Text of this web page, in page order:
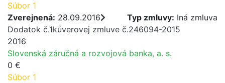
Súbor 1
Zverejnená: 28.09.2016 Typ zmluvy: Iná zmluva
Dodatok č.1kúverovej zmluve č.246094-2015
2016
Slovenská záručná a rozvojová banka, a. s.
0 €
Súbor 1